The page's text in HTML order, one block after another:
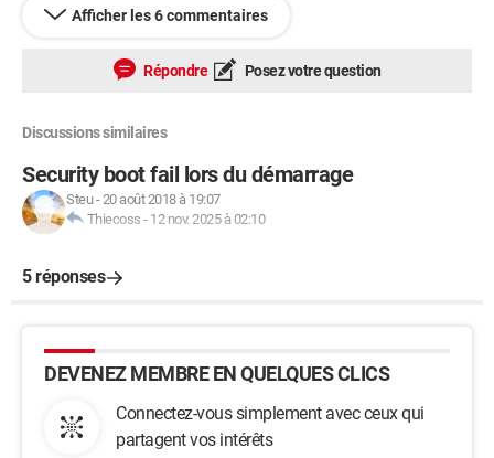
Afficher les 6 commentaires
Répondre Posez votre question
Discussions similaires
Security boot fail lors du démarrage
Steu-20 août 2018 à 19:07
Thiecoss - 12 nov. 2025 à 02:10
5 réponses
DEVENEZ MEMBRE EN QUELQUES CLICS
Connectez-vous simplement avec ceux qui
partagent vos intérêts